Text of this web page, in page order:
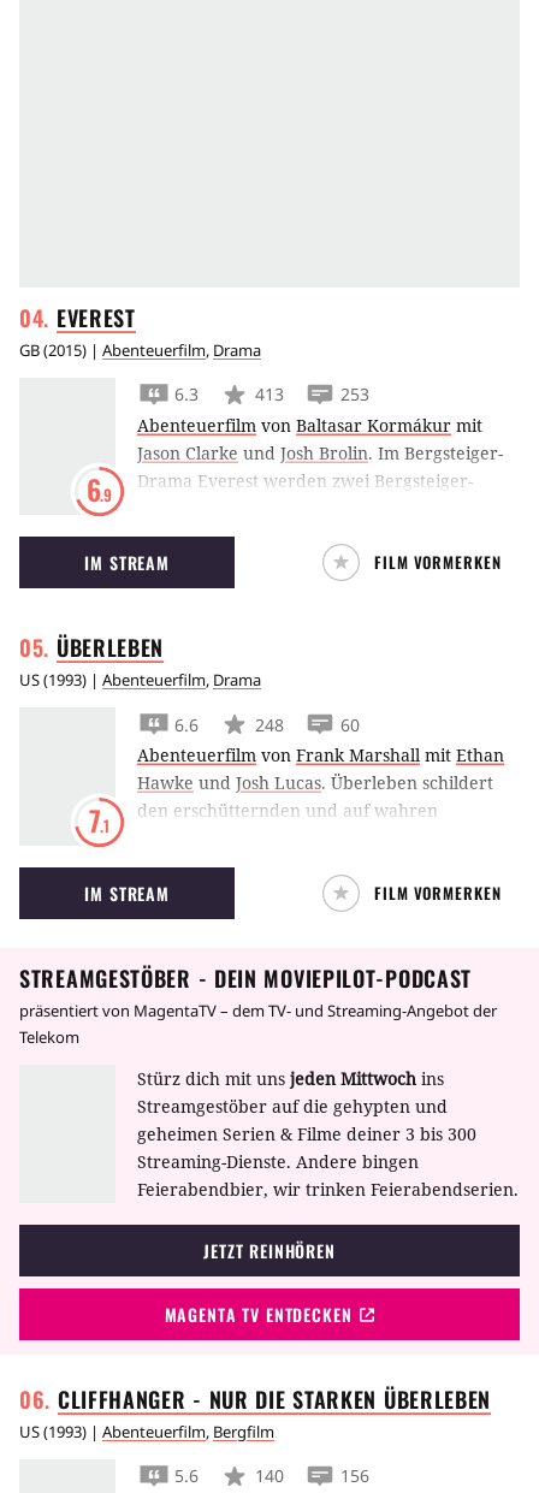
EVEREST
GB(2015) | Abenteuerfilm, Drama
6.9
6.3 413
253
Abenteuerfilm von Baltasar Kormákur mit
Jason Clarke und Josh Brolin. Im Bergsteiger-
Drama Everest werden zwei Bergsteiger-
welthöchsten Gipfels von einem
lebensgefährlichen Schneesturm überrascht.
IM STREAM FILM VORMERKEN
ÜBERLEBEN
US(1993) | Abenteuerfilm, Drama
7.1
6.6 248
60
Abenteuerfilm von Frank Marshall mit Ethan
Hawke und Josh Lucas. Überleben schildert
den erschütternden und auf wahren
Überlebender eines Flugzeugabsturzes über
den Anden.
IM STREAM FILM VORMERKEN
STREAMGESTÖBER - DEIN MOVIEPILOT-PODCAST
präsentiert von MagentaTV – dem TV- und Streaming-Angebot der
Telekom
Stürz dich mit uns jeden Mittwoch ins
Streamgestöber auf die gehypten und
geheimen Serien & Filme deiner 3 bis 300
Streaming-Dienste. Andere bingen
Feierabendbier, wir trinken Feierabendserien.
JETZT REINHÖREN
MAGENTA TV ENTDECKEN
CLIFFHANGER - NUR DIE STARKEN ÜBERLEBEN
US(1993) | Abenteuerfilm, Bergfilm
5.6 140 156